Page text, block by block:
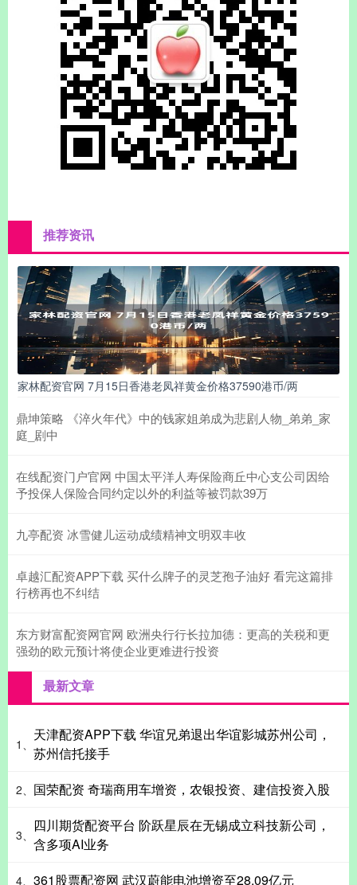
推荐资讯
家林配资官网 7月15日香港老凤祥黄金价格37590港币/两
鼎坤策略 《淬火年代》中的钱家姐弟成为悲剧人物_弟弟_家
庭_剧中
在线配资门户官网 中国太平洋人寿保险商丘中心支公司因给
予投保人保险合同约定以外的利益等被罚款39万
九亭配资 冰雪健儿运动成绩精神文明双丰收
卓越汇配资APP下载 买什么牌子的灵芝孢子油好 看完这篇排
行榜再也不纠结
东方财富配资网官网 欧洲央行行长拉加德：更高的关税和更
强劲的欧元预计将使企业更难进行投资
最新文章
1、
天津配资APP下载 华谊兄弟退出华谊影城苏州公司，
苏州信托接手
2、 国荣配资 奇瑞商用车增资，农银投资、建信投资入股
3、
四川期货配资平台 阶跃星辰在无锡成立科技新公司，
含多项AI业务
4、 361股票配资网 武汉蔚能电池增资至28.09亿元